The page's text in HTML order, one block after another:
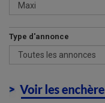
Type d'annonce